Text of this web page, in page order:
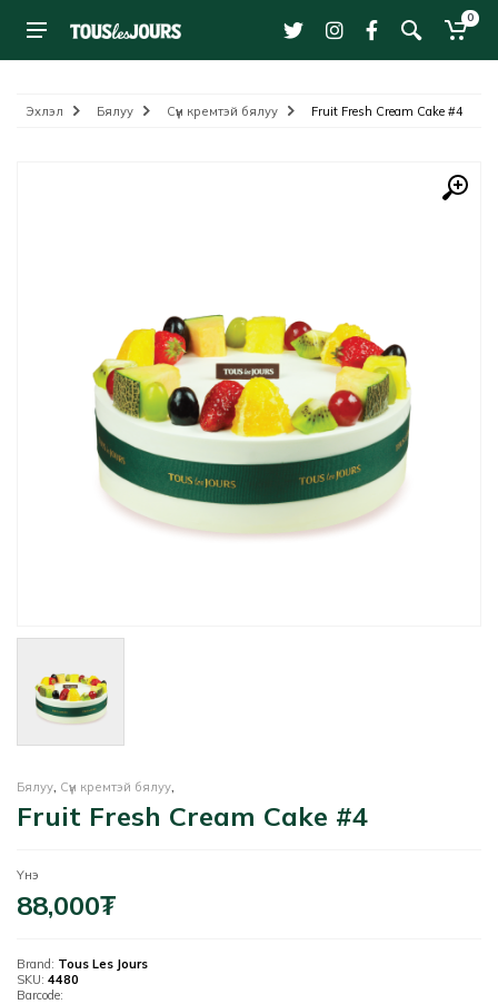
0
Эхлэл Бялуу Сүүн кремтэй бялуу Fruit Fresh Cream Cake #4
Бялуу, Сүүн кремтэй бялуу,
Fruit Fresh Cream Cake #4
Үнэ
88,000₮
Brand: Tous Les Jours
SKU: 4480
Barcode: